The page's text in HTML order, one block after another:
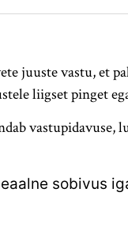
juuste vastu, et
liigset pinget
sobivus